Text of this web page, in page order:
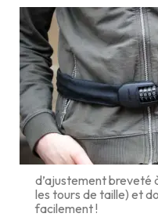
d’ajustement breveté
les tours de taille) et
facilement !